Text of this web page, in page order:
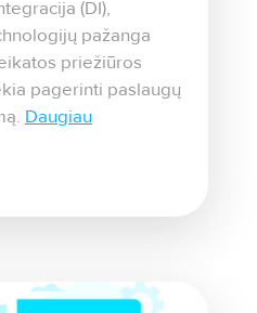
(DI),
pažanga
priežiūros
pagerinti paslaugų
Daugiau